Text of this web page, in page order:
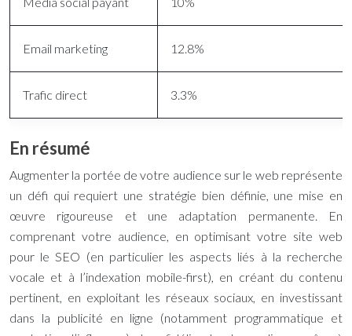
Email marketing 12.8%
Trafic direct 3.3%
En résumé
Augmenter la portée de votre audience sur le web représente
un défi qui requiert une stratégie bien définie, une mise en
œuvre rigoureuse et une adaptation permanente. En
comprenant votre audience, en optimisant votre site web
pour le SEO (en particulier les aspects liés à la recherche
vocale et à l’indexation mobile-first), en créant du contenu
pertinent, en exploitant les réseaux sociaux, en investissant
dans la publicité en ligne (notamment programmatique et